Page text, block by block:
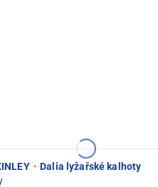
· Dalia lyžařské kalhoty